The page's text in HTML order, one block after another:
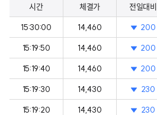
시간 체결가 전일대비
15:30:00 14,460 200
15:19:50 14,460 200
15:19:40 14,460 200
15:19:30 14,430 230
15:19:20 14,430 230